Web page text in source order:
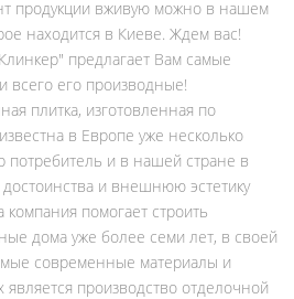
продукции вживую можно в нашем
находится в Киеве. Ждем вас!
предлагает Вам самые
всего его производные!
плитка, изготовленная по
в Европе уже несколько
потребитель и в нашей стране в
и внешнюю эстетику
помогает строить
дома уже более семи лет, в своей
современные материалы и
производство отделочной